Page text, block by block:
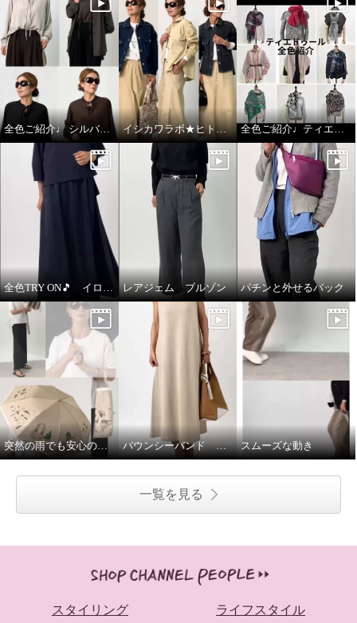
全色ご紹介♩ シルバーミントシュガー アンサンブル イシカワラボ★ヒトミ ジャケット全色ご紹介♩ 全色ご紹介♩ティエドゥール
レアジェム ブルゾン パチンと外せるバック
バウンシーバンド ワンピース スムーズな動き
一覧を見る
スタイリング ライフスタイル